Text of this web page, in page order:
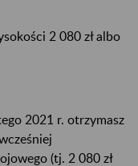
2 080 zł albo
2021 r. otrzymasz
(tj. 2 080 zł